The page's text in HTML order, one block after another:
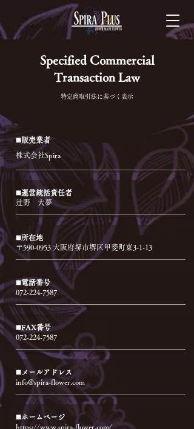
Specified Commercial
Transaction Law
特定商取引法に基づく表示
◼️販売業者
株式会社Spira
◼️運営統括責任者
辻野 大夢
◼️所在地
〒590-0953 大阪府堺市堺区甲斐町東3-1-13
◼️電話番号
072-224-7587
◼️FAX番号
072-224-7587
◼️メールアドレス
info@spira-flower.com
◼️ホームページ
https://www.spira-flower.com/